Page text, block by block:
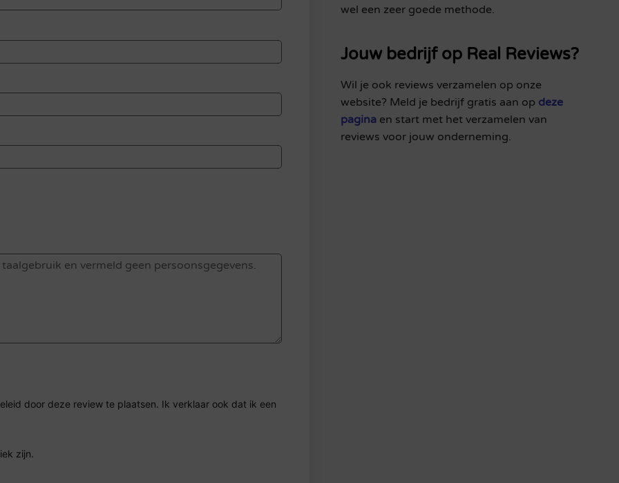
door deze review te plaatsen. Ik verklaar ook dat ik een
zijn.
wel een zeer goede methode.
Jouw bedrijf op Real Reviews?
Wil je ook reviews verzamelen op onze
website? Meld je bedrijf gratis aan op deze
paginaen start met het verzamelen van
reviews voor jouw onderneming.